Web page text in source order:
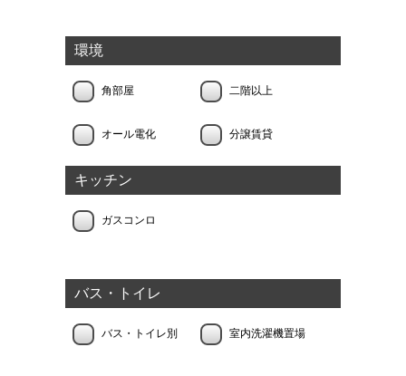
環境
角部屋 二階以上
オール電化 分譲賃貸
キッチン
ガスコンロ
バス・トイレ
バス・トイレ別 室内洗濯機置場